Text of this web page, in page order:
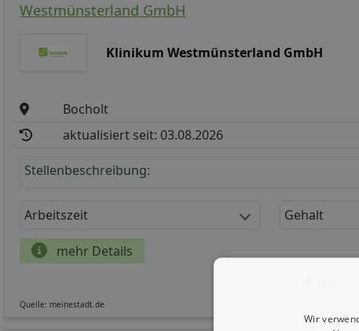
Westmünsterland GmbH
Klinikum Westmünsterland GmbH
Bocholt
aktualisiert seit: 03.08.2026
Stellenbeschreibung:
Arbeitszeit Gehalt
mehr Details
Quelle: meinestadt.de
Wir